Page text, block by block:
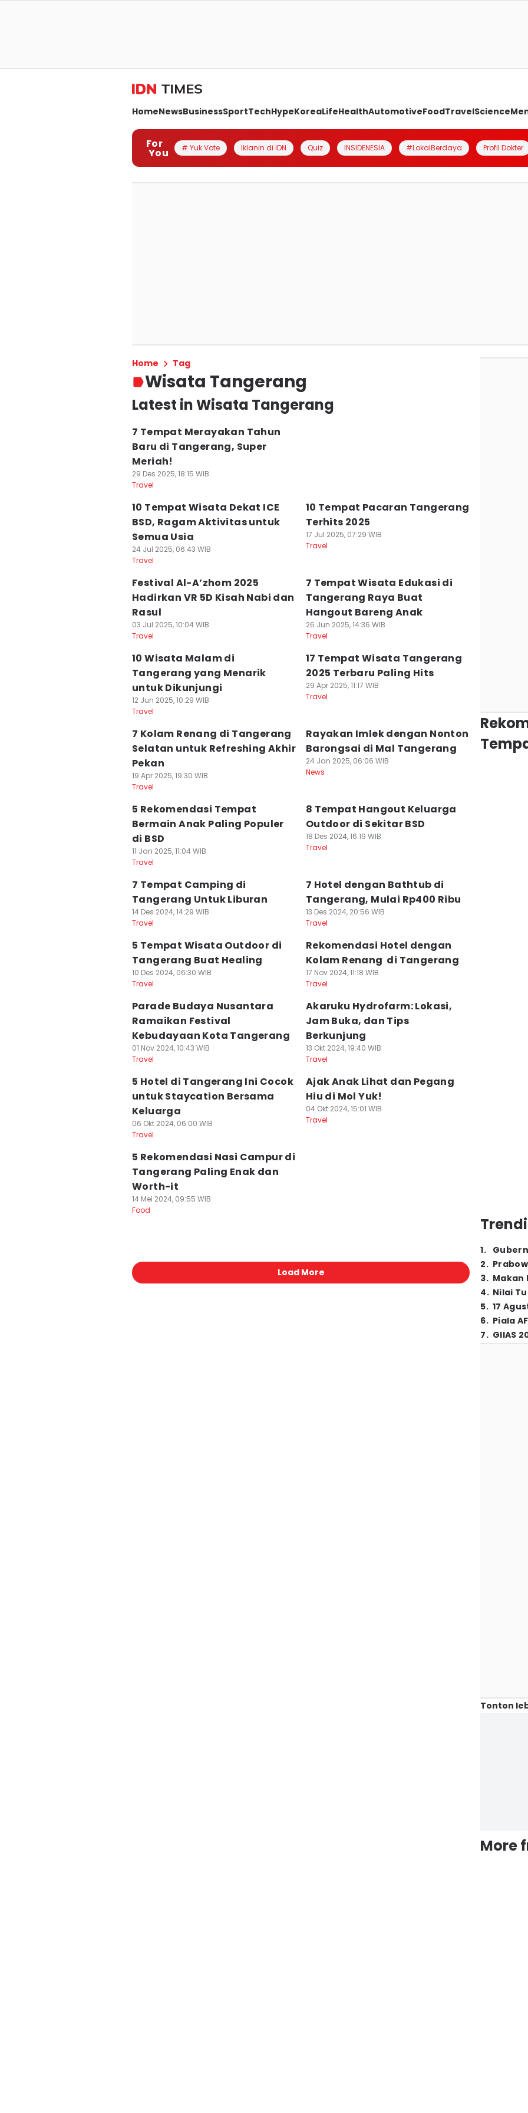
HomeNewsBusinessSportTechHypeKoreaLifeHealthAutomotiveFoodTravelScience
For
You # Yuk Vote Iklanin di IDN Quiz INSIDENESIA #LokalBerdaya Profil Dokter
Home Tag
Wisata Tangerang
Latest in Wisata Tangerang
7 Tempat Merayakan Tahun
Baru di Tangerang, Super
Meriah!
29 Des 2025, 18:15 WIB
Travel
10 Tempat Wisata Dekat ICE
BSD, Ragam Aktivitas untuk
Semua Usia
24 Jul 2025, 06:43 WIB
Travel
10 Tempat Pacaran Tangerang
Terhits 2025
17 Jul 2025, 07:29 WIB
Travel
Festival Al-A’zhom 2025
Hadirkan VR 5D Kisah Nabi dan
Rasul
03 Jul 2025, 10:04 WIB
Travel
7 Tempat Wisata Edukasi di
Tangerang Raya Buat
Hangout Bareng Anak
26 Jun 2025, 14:36 WIB
Travel
10 Wisata Malam di
Tangerang yang Menarik
untuk Dikunjungi
12 Jun 2025, 10:29 WIB
Travel
17 Tempat Wisata Tangerang
2025 Terbaru Paling Hits
29 Apr 2025, 11:17 WIB
Travel
7 Kolam Renang di Tangerang
Selatan untuk Refreshing Akhir
Pekan
19 Apr 2025, 19:30 WIB
Travel
Rayakan Imlek dengan Nonton
Barongsai di Mal Tangerang
24 Jan 2025, 06:06 WIB
News
5 Rekomendasi Tempat
Bermain Anak Paling Populer
di BSD
11 Jan 2025, 11:04 WIB
Travel
8 Tempat Hangout Keluarga
Outdoor di Sekitar BSD
18 Des 2024, 16:19 WIB
Travel
7 Tempat Camping di
Tangerang Untuk Liburan
14 Des 2024, 14:29 WIB
Travel
7 Hotel dengan Bathtub di
Tangerang, Mulai Rp400 Ribu
13 Des 2024, 20:56 WIB
Travel
5 Tempat Wisata Outdoor di
Tangerang Buat Healing
10 Des 2024, 06:30 WIB
Travel
Rekomendasi Hotel dengan
Kolam Renang di Tangerang
17 Nov 2024, 11:18 WIB
Travel
Parade Budaya Nusantara
Ramaikan Festival
Kebudayaan Kota Tangerang
01 Nov 2024, 10:43 WIB
Travel
Akaruku Hydrofarm: Lokasi,
Jam Buka, dan Tips
Berkunjung
13 Okt 2024, 19:40 WIB
Travel
5 Hotel di Tangerang Ini Cocok
untuk Staycation Bersama
Keluarga
06 Okt 2024, 06:00 WIB
Travel
Ajak Anak Lihat dan Pegang
Hiu di Mol Yuk!
04 Okt 2024, 15:01 WIB
Travel
5 Rekomendasi Nasi Campur di
Tangerang Paling Enak dan
Worth-it
14 Mei 2024, 09:55 WIB
Food
Load More
1.
2.
3. Makan
4. Nilai
5. 17
6. Piala
7. GIIAS
Tonton
More